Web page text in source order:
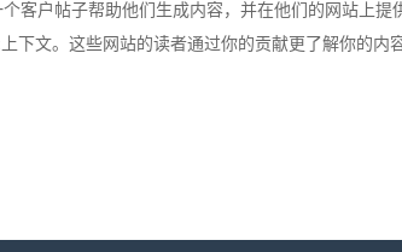
户帖子帮助他们生成内容，并在他们的网站上提
下文。这些网站的读者通过你的贡献更了解你的内容